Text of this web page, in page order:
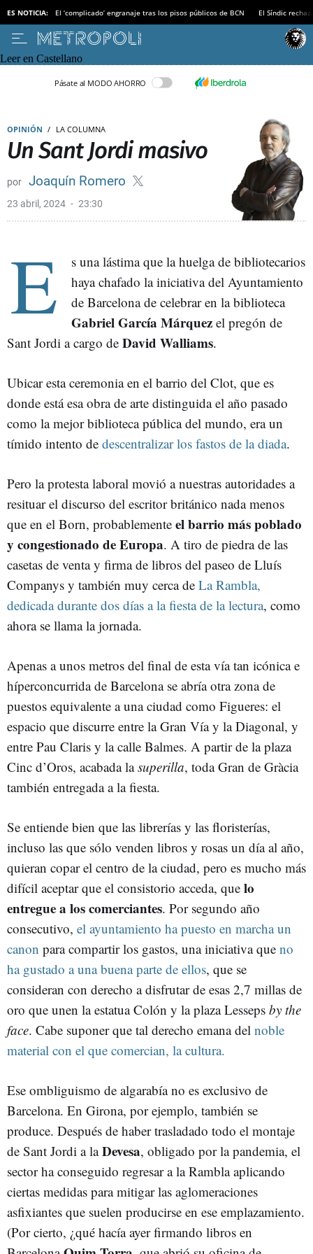
ES NOTICIA: El ‘complicado’ engranaje tras los pisos públicos de BCN El Síndic
Leer en Castellano
Pásate al MODO AHORRO
OPINIÓN LA COLUMNA
Un Sant Jordi masivo
Joaquín Romero
23 abril, 2024 23:30
E
s una lástima que la huelga de bibliotecarios
haya chafado la iniciativa del Ayuntamiento
de Barcelona de celebrar en la biblioteca
Gabriel García Márquez el pregón de
Sant Jordi a cargo de David Walliams.
Ubicar esta ceremonia en el barrio del Clot, que es
donde está esa obra de arte distinguida el año pasado
como la mejor biblioteca pública del mundo, era un
tímido intento de descentralizar los fastos de la diada.
Pero la protesta laboral movió a nuestras autoridades a
resituar el discurso del escritor británico nada menos
que en el Born, probablemente el barrio más poblado
y congestionado de Europa. A tiro de piedra de las
casetas de venta y firma de libros del paseo de Lluís
Companys y también muy cerca de La Rambla,
dedicada durante dos días a la fiesta de la lectura, como
ahora se llama la jornada.
Apenas a unos metros del final de esta vía tan icónica e
híperconcurrida de Barcelona se abría otra zona de
puestos equivalente a una ciudad como Figueres: el
espacio que discurre entre la Gran Vía y la Diagonal, y
entre Pau Claris y la calle Balmes. A partir de la plaza
Cinc d’Oros, acabada lasuperilla, toda Gran de Gràcia
también entregada a la fiesta.
Se entiende bien que las librerías y las floristerías,
incluso las que sólo venden libros y rosas un día al año,
quieran copar el centro de la ciudad, pero es mucho más
difícil aceptar que el consistorio acceda, que lo
entregue a los comerciantes. Por segundo año
consecutivo, el ayuntamiento ha puesto en marcha un
canon para compartir los gastos, una iniciativa que no
ha gustado a una buena parte de ellos, que se
consideran con derecho a disfrutar de esas 2,7 millas de
oro que unen la estatua Colón y la plaza Lesseps by the
face. Cabe suponer que tal derecho emana del noble
material con el que comercian, la cultura.
Ese ombliguismo de algarabía no es exclusivo de
Barcelona. En Girona, por ejemplo, también se
produce. Después de haber trasladado todo el montaje
de Sant Jordi a laDevesa, obligado por la pandemia, el
sector ha conseguido regresar a la Rambla aplicando
ciertas medidas para mitigar las aglomeraciones
asfixiantes que suelen producirse en ese emplazamiento.
(Por cierto, ¿qué hacía ayer firmando libros en